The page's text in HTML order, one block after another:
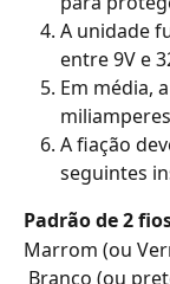
A unidade
entre 9V e
Em média,
A fiação
seguintes
Padrão de 2
Marrom (ou
Branco (ou